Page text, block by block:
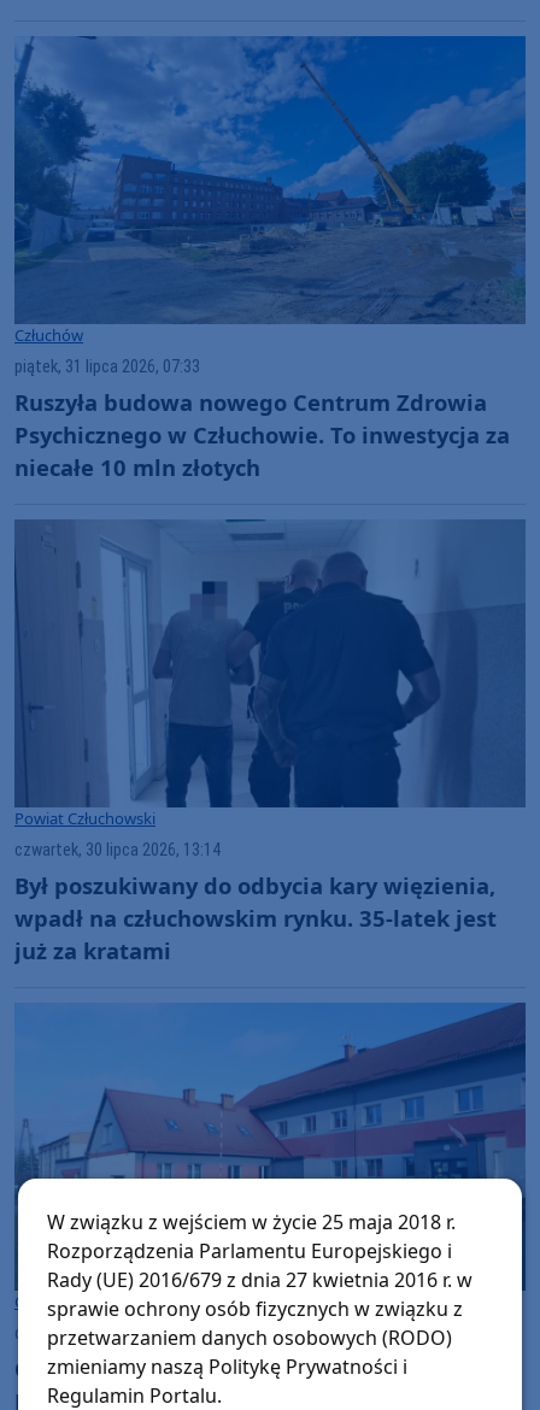
Człuchów
piątek, 31 lipca 2026, 07:33
Ruszyła budowa nowego Centrum Zdrowia
Psychicznego w Człuchowie. To inwestycja za
niecałe 10 mln złotych
Powiat Człuchowski
czwartek, 30 lipca 2026, 13:14
Był poszukiwany do odbycia kary więzienia,
wpadł na człuchowskim rynku. 35-latek jest
już za kratami
Gmina Czarne
czwartek, 30 lipca 2026, 11:20
Co dalej z budynkiem zlikwidowanej Szkoły
Podstawowej w Krzemieniewie? Burmistrz
W związku z wejściem w życie 25 maja 2018 r.
Rozporządzenia Parlamentu Europejskiego i
Rady (UE) 2016/679 z dnia 27 kwietnia 2016 r. w
sprawie ochrony osób fizycznych w związku z
przetwarzaniem danych osobowych (RODO)
zmieniamy naszą Politykę Prywatności i
Regulamin Portalu.